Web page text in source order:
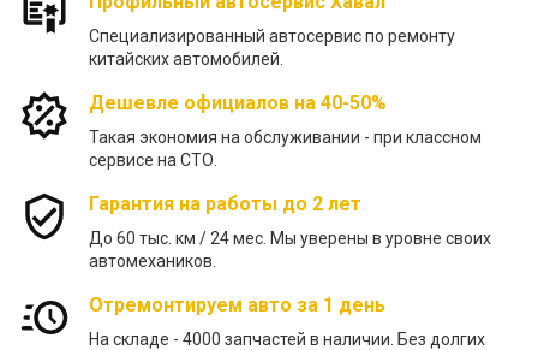
Специализированный автосервис по ремонту
китайских автомобилей.
Дешевле официалов на 40-50%
Такая экономия на обслуживании - при классном
сервисе на СТО.
Гарантия на работы до 2 лет
До 60 тыс. км / 24 меc. Мы уверены в уровне своих
автомехаников.
Отремонтируем авто за 1 день
На складе - 4000 запчастей в наличии. Без долгих